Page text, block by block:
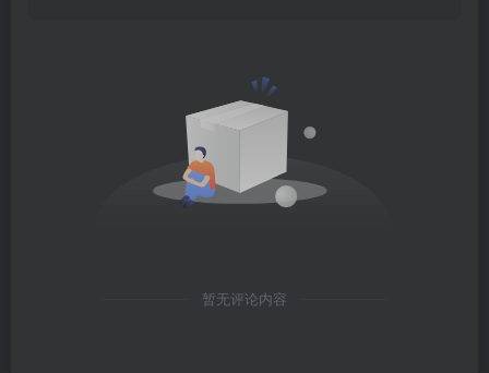
暂无评论内容